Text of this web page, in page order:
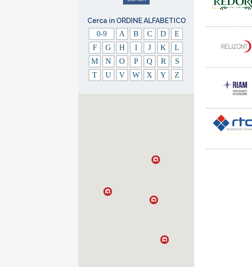
Cerca in ORDINE ALFABETICO
0-9 A B C D
E
F
G H I J K
L
M
N O P Q R
S
T
U V W X Y Z